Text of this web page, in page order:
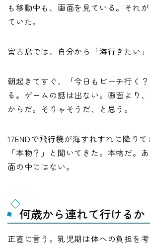
も移動中も、画面を見ている。それ
ていた。
宮古島では、自分から「海行きたい」
朝起きてすぐ、「今日もビーチ行く
る。ゲームの話は出ない。画面より
からだ。そりゃそうだ、と思う。
17ENDで飛行機が海すれすれに降り
「本物？」と聞いてきた。本物だ。
面の中にはない。
何歳から連れて行けるか
正直に言う。乳児期は体への負担を